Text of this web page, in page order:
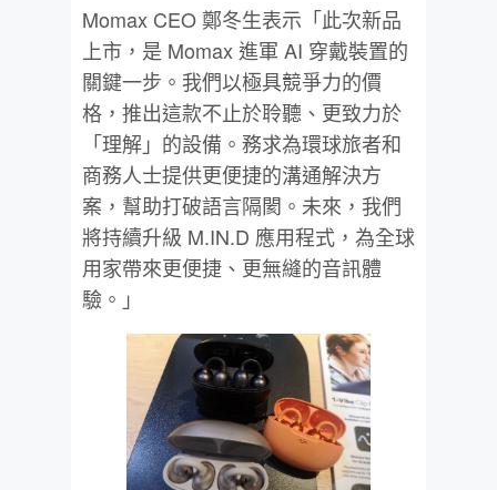
Momax CEO 鄭冬生表示「此次新品
上市，是 Momax 進軍 AI 穿戴裝置的
關鍵一步。我們以極具競爭力的價
格，推出這款不止於聆聽、更致力於
「理解」的設備。務求為環球旅者和
商務人士提供更便捷的溝通解決方
案，幫助打破語言隔閡。未來，我們
將持續升級 M.IN.D 應用程式，為全球
用家帶來更便捷、更無縫的音訊體
驗。」